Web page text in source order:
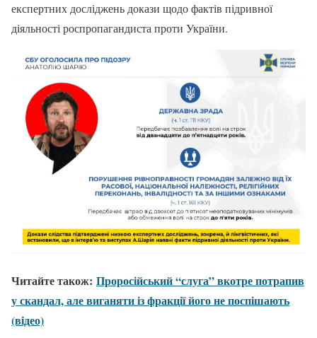
експертних досліджень докази щодо фактів підривної
діяльності роспропагандиста проти України.
Читайте також: Проросійський “слуга” вкотре потрапив
у скандал, але виганяти із фракції його не поспішають
(відео)